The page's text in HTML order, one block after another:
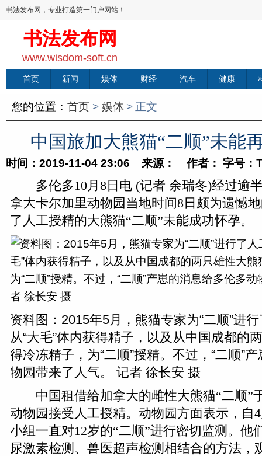
书法发布网，专业打造第一门户网站！
书法发布网
www.wisdom-soft.cn
首页 新闻 娱体 财经 汽车 健康
您的位置： 首页 > 娱体 > 正文
中国旅加大熊猫“二顺”未能
时间：2019-11-04 23:06 来源： 作者： 字号：
多伦多10月8日电 (记者 余瑞冬)经过逾
拿大卡尔加里动物园当地时间8日颇为遗憾
了人工授精的大熊猫“二顺”未能成功怀孕。
资料图：2015年5月，熊猫专家为“二顺”进
从“大毛”体内获得精子，以及从中国成都的
得冷冻精子，为“二顺”授精。不过，“二顺”
物园带来了人气。 记者 徐长安 摄
中国租借给加拿大的雌性大熊猫“二顺”
动物园接受人工授精。动物园方面表示，自
小组一直对12岁的“二顺”进行密切监测。他
尿激素检测、兽医超声检测相结合的方法，